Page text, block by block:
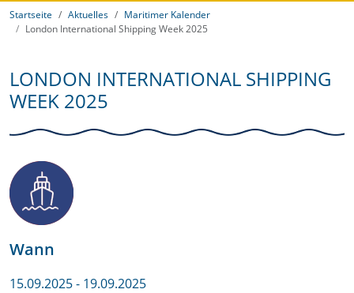
Startseite Aktuelles
Maritimer Kalender
London International Shipping Week 2025
LONDON INTERNATIONAL SHIPPING
WEEK 2025
Wann
15.09.2025- 19.09.2025